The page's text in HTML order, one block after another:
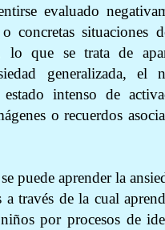
evaluado
concretas situaciones
lo que se trata de
generalizada,
intenso de
o recuerdos
puede aprender la
a través de la cual
por procesos de